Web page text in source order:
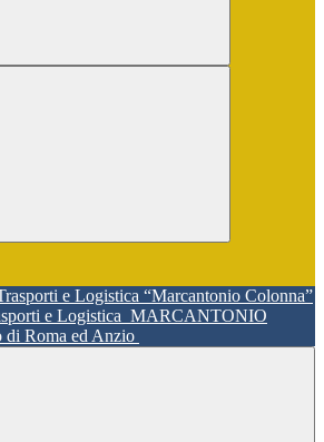
e Logistica MARCANTONIO
di Roma ed Anzio